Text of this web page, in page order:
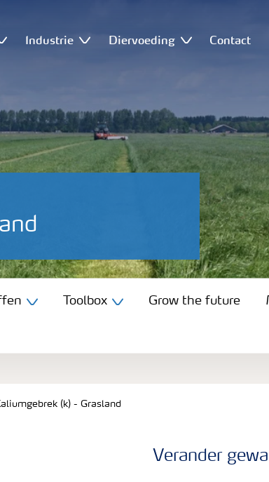
Industrie Diervoeding Contact
Toolbox Grow the future
(k) - Grasland
Verander